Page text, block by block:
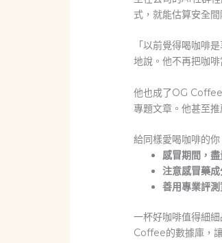
式，就能估算安全間
「以前覺得喝咖啡
地說。他不再把咖
他也成了OG
專題文章。他甚至
給同樣愛喝咖啡的
感冒期間，
注意感冒藥成
善用專業評測
一杯好咖啡值得細
Coffee的數據庫，